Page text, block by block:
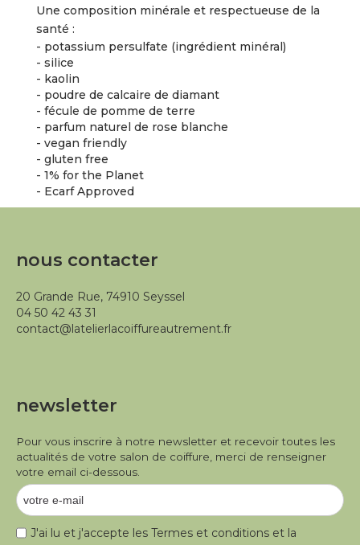
Une composition minérale et respectueuse de la
santé :
- potassium persulfate (ingrédient minéral)
- silice
- kaolin
- poudre de calcaire de diamant
- fécule de pomme de terre
- parfum naturel de rose blanche
- vegan friendly
- gluten free
- 1% for the Planet
- Ecarf Approved
nous contacter
20 Grande Rue, 74910 Seyssel
04 50 42 43 31
contact@latelierlacoiffureautrement.fr
newsletter
Pour vous inscrire à notre newsletter et recevoir toutes les
actualités de votre salon de coiffure, merci de renseigner
votre email ci-dessous.
J'ai lu et j'accepte les Termes et conditions et la